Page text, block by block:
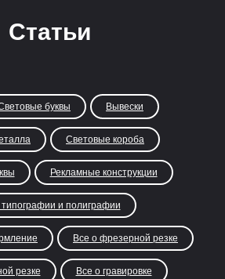
Статьи
буквы Вывески
Световые короба
Рекламные конструкции
типографии и полиграфии
Все о фрезерной резке
резке Все о гравировке